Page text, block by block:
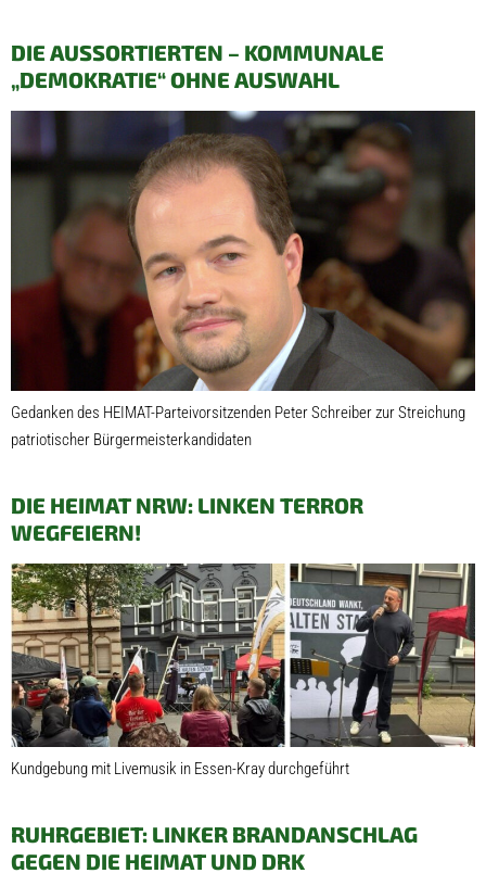
DIE AUSSORTIERTEN – KOMMUNALE
„DEMOKRATIE“ OHNE AUSWAHL
Gedanken des HEIMAT-Parteivorsitzenden Peter Schreiber zur Streichung
patriotischer Bürgermeisterkandidaten
DIE HEIMAT NRW: LINKEN TERROR
WEGFEIERN!
Kundgebung mit Livemusik in Essen-Kray durchgeführt
RUHRGEBIET: LINKER BRANDANSCHLAG
GEGEN DIE HEIMAT UND DRK